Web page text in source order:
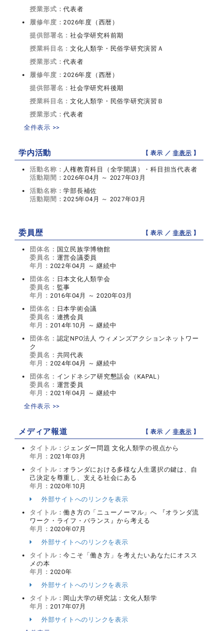
授業形式：代表者
履修年度： 2026年度（西暦）
提供部署名：社会学研究科前期
授業科目名：文化人類学・民俗学研究演習Ａ
授業形式：代表者
履修年度： 2026年度（西暦）
提供部署名：社会学研究科後期
授業科目名：文化人類学・民俗学研究演習Ｂ
授業形式：代表者
全件表示 >>
学内活動 【 表示 ／非表示 】
活動名称： 人権教育科目（全学開講）・科目担当代表者
活動期間： 2026年04月 ～ 2027年03月
活動名称：学部長補佐
活動期間： 2025年04月 ～ 2027年03月
委員歴 【 表示 ／非表示 】
団体名： 国立民族学博物館
委員名： 運営会議委員
年月： 2022年04月 ～ 継続中
団体名： 日本文化人類学会
委員名： 監事
年月： 2016年04月 ～ 2020年03月
団体名： 日本学術会議
委員名： 連携会員
年月： 2014年10月 ～ 継続中
団体名： 認定NPO法人 ウィメンズアクションネットワー
ク
委員名： 共同代表
年月： 2024年04月 ～ 継続中
団体名： インドネシア研究懇話会（KAPAL）
委員名： 運営委員
年月： 2021年04月 ～ 継続中
全件表示 >>
メディア報道 【 表示 ／非表示 】
タイトル： ジェンダー問題 文化人類学の視点から
年月： 2021年03月
タイトル： オランダにおける多様な人生選択の鍵は、自
己決定を尊重し、支える社会にある
年月： 2020年10月
外部サイトへのリンクを表示
タイトル：働き方の「ニューノーマル」へ 『オランダ流
ワーク・ライフ・バランス』から考える
年月： 2020年07月
外部サイトへのリンクを表示
タイトル：今こそ「働き方」を考えたいあなたにオスス
メの本
年月： 2020年
外部サイトへのリンクを表示
タイトル： 岡山大学の研究誌：文化人類学
年月： 2017年07月
外部サイトへのリンクを表示